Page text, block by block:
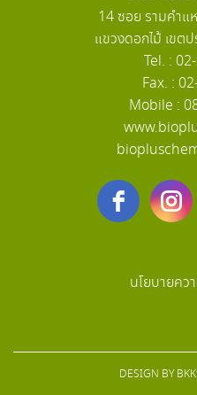
14 ซอย รามคำแ
แขวงดอกไม้ เขต
Tel. :
Fax. :
Mobile :
นโยบายคว
DESIGN BY